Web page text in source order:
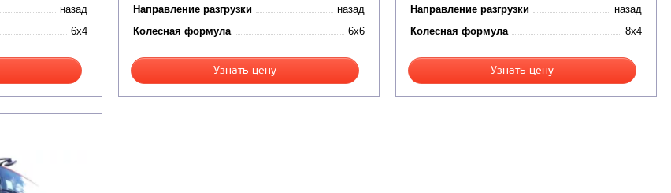
назад
6x4
Направление разгрузки
назад
Колесная формула
6x6
Узнать цену
Направление разгрузки
назад
Колесная формула
8x4
Узнать цену